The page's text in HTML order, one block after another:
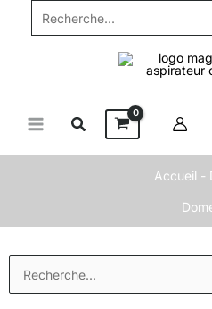
Recherche...
Accueil -
Rechercher :